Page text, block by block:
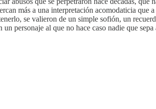
más a una interpretación acomodaticia
se valieron de un simple sofión, un
personaje al que no hace caso nadie que